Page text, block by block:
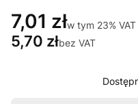
7,01 złw tym 23% VAT
w tym 23% VAT
5,70 złbez VAT